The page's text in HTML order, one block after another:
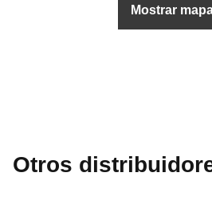
Mostrar
Otros